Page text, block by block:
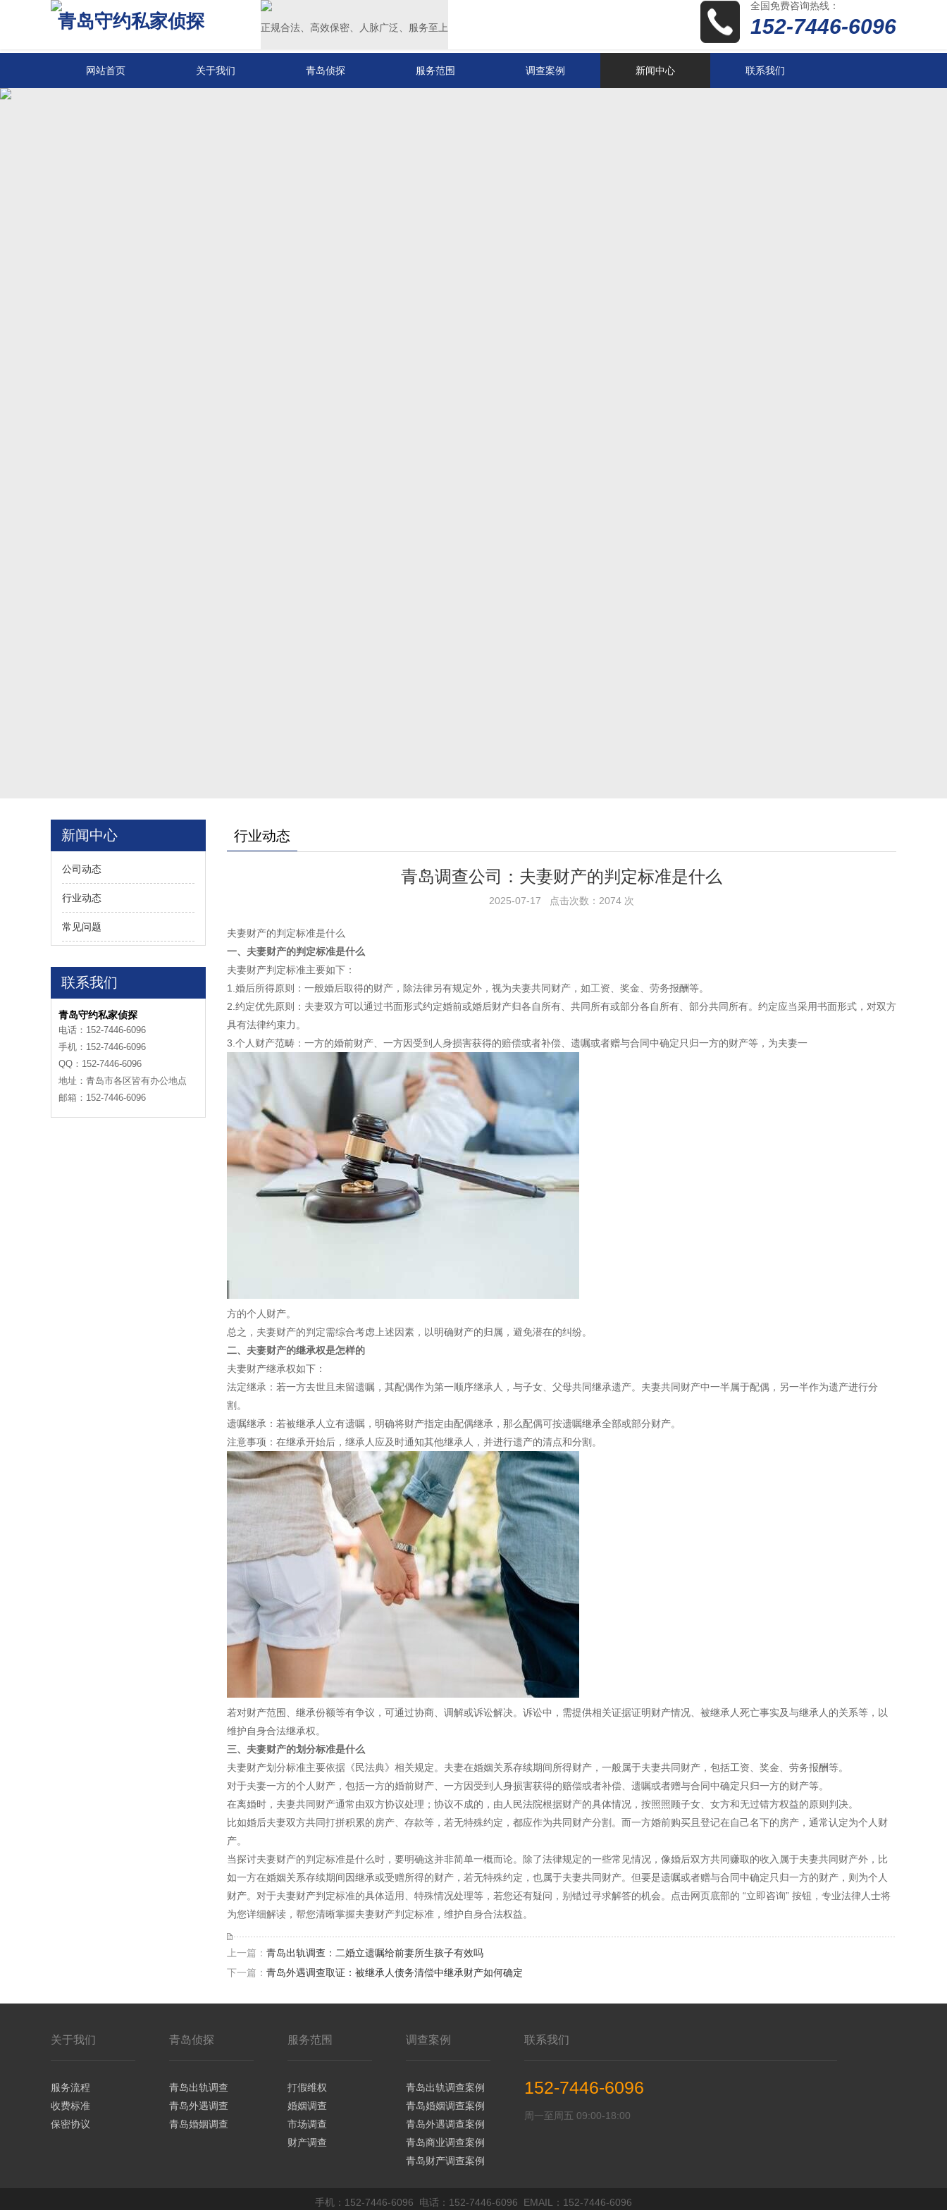
青岛守约私家侦探 正规合法、高效保密、人脉广泛、服务至上
全国免费咨询热线：
152-7446-6096
网站首页 关于我们 青岛侦探 服务范围 调查案例 新闻中心 联系我们
新闻中心
公司动态
行业动态
常见问题
联系我们
青岛守约私家侦探
电话：152-7446-6096
手机：152-7446-6096
QQ：152-7446-6096
地址：青岛市各区皆有办公地点
邮箱：152-7446-6096
行业动态
青岛调查公司：夫妻财产的判定标准是什么
2025-07-17 点击次数：2074 次
夫妻财产的判定标准是什么
一、夫妻财产的判定标准是什么
夫妻财产判定标准主要如下：
1.婚后所得原则：一般婚后取得的财产，除法律另有规定外，视为夫妻共同财产，如工资、奖金、劳务报酬等。
2.约定优先原则：夫妻双方可以通过书面形式约定婚前或婚后财产归各自所有、共同所有或部分各自所有、部分共同所有。约定应当采用书面形式，对双方
具有法律约束力。
3.个人财产范畴：一方的婚前财产、一方因受到人身损害获得的赔偿或者补偿、遗嘱或者赠与合同中确定只归一方的财产等，为夫妻一
方的个人财产。
总之，夫妻财产的判定需综合考虑上述因素，以明确财产的归属，避免潜在的纠纷。
二、夫妻财产的继承权是怎样的
夫妻财产继承权如下：
法定继承：若一方去世且未留遗嘱，其配偶作为第一顺序继承人，与子女、父母共同继承遗产。夫妻共同财产中一半属于配偶，另一半作为遗产进行分
割。
遗嘱继承：若被继承人立有遗嘱，明确将财产指定由配偶继承，那么配偶可按遗嘱继承全部或部分财产。
注意事项：在继承开始后，继承人应及时通知其他继承人，并进行遗产的清点和分割。
若对财产范围、继承份额等有争议，可通过协商、调解或诉讼解决。诉讼中，需提供相关证据证明财产情况、被继承人死亡事实及与继承人的关系等，以
维护自身合法继承权。
三、夫妻财产的划分标准是什么
夫妻财产划分标准主要依据《民法典》相关规定。夫妻在婚姻关系存续期间所得财产，一般属于夫妻共同财产，包括工资、奖金、劳务报酬等。
对于夫妻一方的个人财产，包括一方的婚前财产、一方因受到人身损害获得的赔偿或者补偿、遗嘱或者赠与合同中确定只归一方的财产等。
在离婚时，夫妻共同财产通常由双方协议处理；协议不成的，由人民法院根据财产的具体情况，按照照顾子女、女方和无过错方权益的原则判决。
比如婚后夫妻双方共同打拼积累的房产、存款等，若无特殊约定，都应作为共同财产分割。而一方婚前购买且登记在自己名下的房产，通常认定为个人财
产。
当探讨夫妻财产的判定标准是什么时，要明确这并非简单一概而论。除了法律规定的一些常见情况，像婚后双方共同赚取的收入属于夫妻共同财产外，比
如一方在婚姻关系存续期间因继承或受赠所得的财产，若无特殊约定，也属于夫妻共同财产。但要是遗嘱或者赠与合同中确定只归一方的财产，则为个人
财产。对于夫妻财产判定标准的具体适用、特殊情况处理等，若您还有疑问，别错过寻求解答的机会。点击网页底部的 “立即咨询” 按钮，专业法律人士将
为您详细解读，帮您清晰掌握夫妻财产判定标准，维护自身合法权益。
上一篇： 青岛出轨调查：二婚立遗嘱给前妻所生孩子有效吗
下一篇： 青岛外遇调查取证：被继承人债务清偿中继承财产如何确定
关于我们
服务流程
收费标准
保密协议
青岛侦探
青岛出轨调查
青岛外遇调查
青岛婚姻调查
服务范围
打假维权
婚姻调查
市场调查
财产调查
调查案例
青岛出轨调查案例
青岛婚姻调查案例
青岛外遇调查案例
青岛商业调查案例
青岛财产调查案例
联系我们
152-7446-6096
周一至周五 09:00-18:00
手机：152-7446-6096 电话：152-7446-6096 EMAIL：152-7446-6096